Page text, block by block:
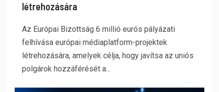
létrehozására
Az Európai Bizottság 6 millió eurós pályázati
felhívása európai médiaplatform-projektek
létrehozására, amelyek célja, hogy javítsa az uniós
polgárok hozzáférését a...